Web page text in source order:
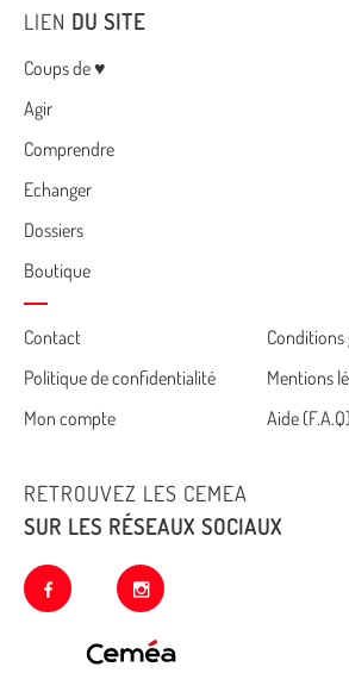
LIEN DU SITE
Menu
Coups de ♥
Agir
Comprendre
Echanger
Dossiers
Boutique
Cemea
footer
Contact
Conditions
Politique de confidentialité
Mentions
Mon compte
Aide (F.A.Q)
RETROUVEZ LES CEMEA
SUR LES RÉSEAUX SOCIAUX
facebook instagram